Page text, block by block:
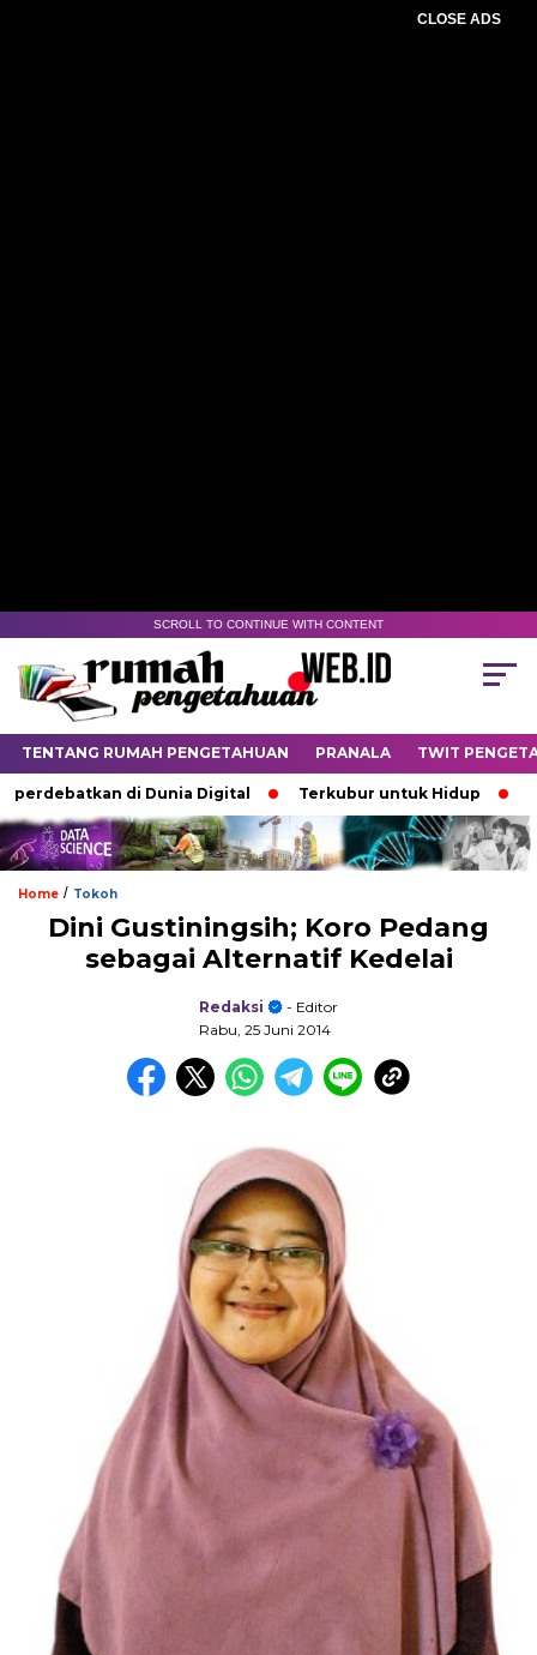
CLOSE ADS
SCROLL TO CONTINUE WITH CONTENT
TENTANG RUMAH PENGETAHUAN PRANALA TWIT
di Dunia Digital Terkubur untuk Hidup Batas
Home / Tokoh
Dini Gustiningsih; Koro Pedang
sebagai Alternatif Kedelai
Redaksi
- Editor
Rabu, 25 Juni 2014